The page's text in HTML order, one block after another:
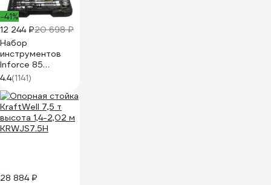
-41%
12 244 ₽20 698 ₽
Набор
инструментов
Inforce 85
предметов 1/2",
1/4" Inforce, Сталь
Cr-V,
Профессиональный,
06-07-14
4.4(1141)
28 884 ₽